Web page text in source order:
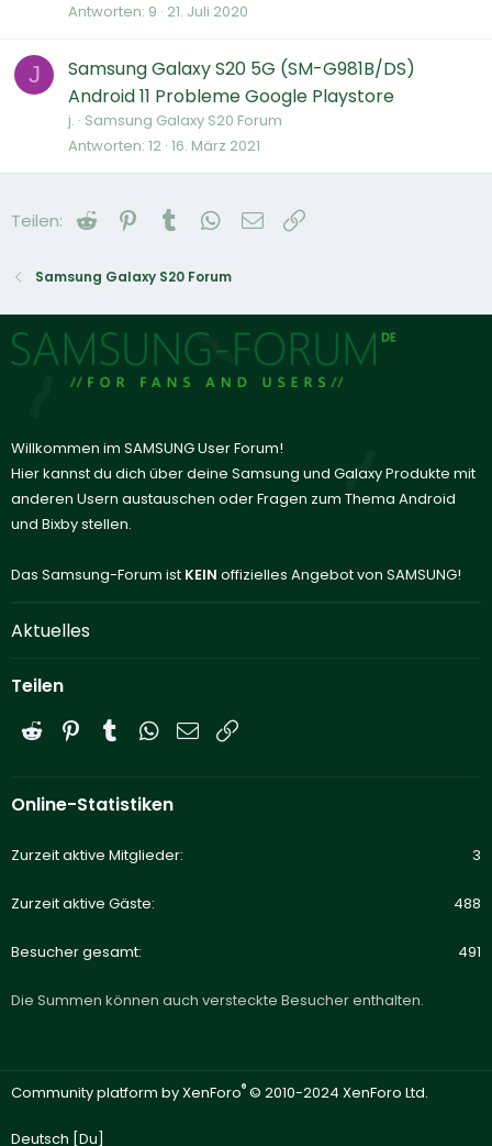
Antworten 9 21. Juli 2020
J
Samsung Galaxy S20 5G (SM-G981B/DS)
Android 11 Probleme Google Playstore
j. Samsung Galaxy S20 Forum
Antworten 12 16. März 2021
Teilen: Reddit Pinterest
Tumblr WhatsApp
E-Mail
Samsung Galaxy S20 Forum
Willkommen im SAMSUNG User Forum!
Hier kannst du dich über deine Samsung und Galaxy Produkte mit
anderen Usern austauschen oder Fragen zum Thema Android
und Bixby stellen.
Das Samsung-Forum ist KEIN offizielles Angebot von SAMSUNG!
Aktuelles
Teilen
Reddit PinterestTumblrWhatsApp
E-Mail
Online-Statistiken
Zurzeit aktive Mitglieder 3
Zurzeit aktive Gäste 488
Besucher gesamt 491
Die Summen können auch versteckte Besucher enthalten.
Community platform by XenForo® © 2010-2024 XenForo Ltd.
Deutsch [Du]